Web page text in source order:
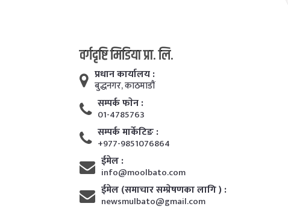
वर्गदृष्टि मिडिया प्रा. लि.
प्रधान कार्यालय :
बुद्धनगर, काठमाडाैं
सम्पर्क फाेन :
01-4785763
सम्पर्क मार्केटिङ :
+977-9851076864
ईमेल :
info@moolbato.com
ईमेल (समाचार सम्प्रेषणका लागि ) :
newsmulbato@gmail.com